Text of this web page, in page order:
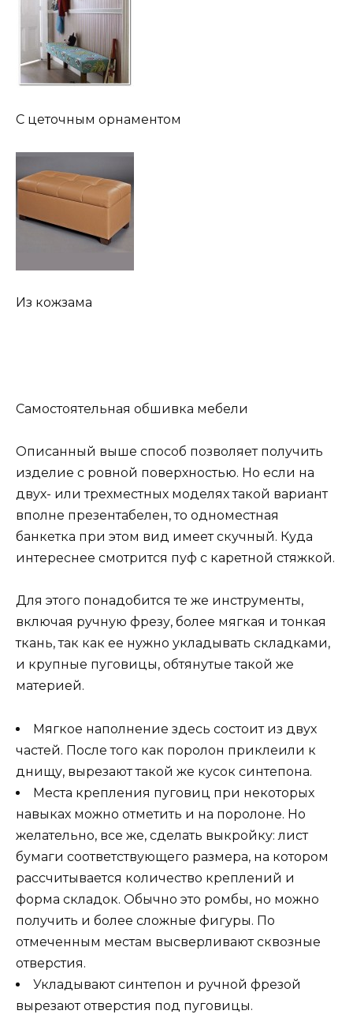
С цеточным орнаментом
Из кожзама
Самостоятельная обшивка мебели
Описанный выше способ позволяет получить
изделие с ровной поверхностью. Но если на
двух- или трехместных моделях такой вариант
вполне презентабелен, то одноместная
банкетка при этом вид имеет скучный. Куда
интереснее смотрится пуф с каретной стяжкой.
Для этого понадобится те же инструменты,
включая ручную фрезу, более мягкая и тонкая
ткань, так как ее нужно укладывать складками,
и крупные пуговицы, обтянутые такой же
материей.
Мягкое наполнение здесь состоит из двух
частей. После того как поролон приклеили к
днищу, вырезают такой же кусок синтепона.
Места крепления пуговиц при некоторых
навыках можно отметить и на поролоне. Но
желательно, все же, сделать выкройку: лист
бумаги соответствующего размера, на котором
рассчитывается количество креплений и
форма складок. Обычно это ромбы, но можно
получить и более сложные фигуры. По
отмеченным местам высверливают сквозные
отверстия.
Укладывают синтепон и ручной фрезой
вырезают отверстия под пуговицы.